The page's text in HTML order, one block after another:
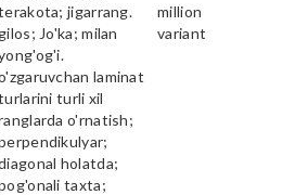
jigarrang.
gilos; Jo'ka; milan
million
variant
laminat
turli xil
o'rnatish;
holatda;
taxta;